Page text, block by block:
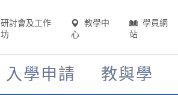
研討會及工作
坊
教學中
心
學員網
站
入學申請 教與學